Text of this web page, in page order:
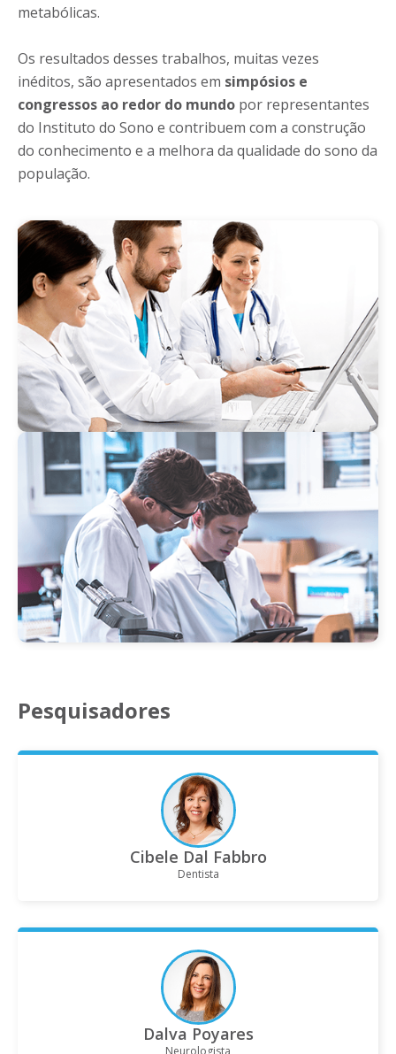
metabólicas.
Os resultados desses trabalhos, muitas vezes
inéditos, são apresentados em simpósios e
congressos ao redor do mundo por representantes
do Instituto do Sono e contribuem com a construção
do conhecimento e a melhora da qualidade do sono da
população.
Pesquisadores
Cibele Dal Fabbro
Dentista
Dalva Poyares
Neurologista